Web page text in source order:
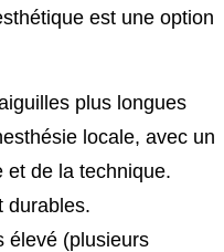
est une option
plus longues
locale, avec un
et de la technique.
durables.
élevé (plusieurs